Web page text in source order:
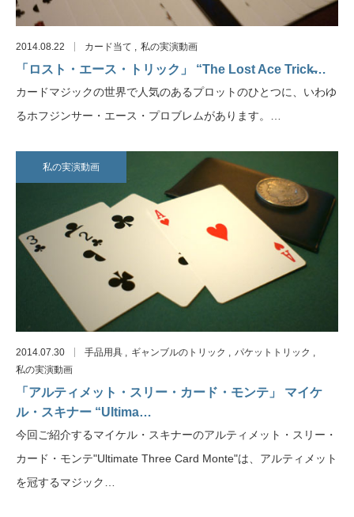
2014.08.22 カード当て 私の実演動画
「ロスト・エース・トリック」 “The Lost Ace Trick̶…
カードマジックの世界で人気のあるプロットのひとつに、いわゆ
るホフジンサー・エース・プロブレムがあります。…
私の実演動画
2014.07.30 手品用具 ギャンブルのトリック
パケットトリック
私の実演動画
「アルティメット・スリー・カード・モンテ」 マイケ
ル・スキナー “Ultima…
今回ご紹介するマイケル・スキナーのアルティメット・スリー・
カード・モンテ"Ultimate Three Card Monte"は、アルティメット
を冠するマジック…